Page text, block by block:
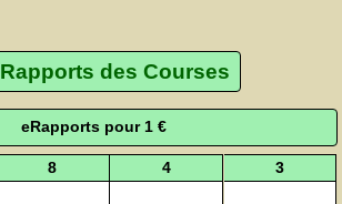
Rapports des Courses
eRapports pour 1 €
8 4
3